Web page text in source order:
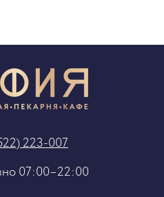
223-007
07:00–22:00